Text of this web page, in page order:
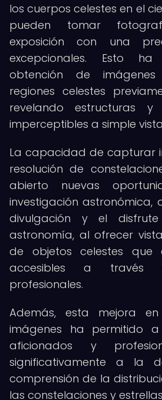
los cuerpos celestes en el
pueden tomar
exposición con una
excepcionales. Esto
obtención de
regiones celestes
revelando estructuras y
imperceptibles a simple
La capacidad de capturar
resolución de
abierto nuevas
investigación
divulgación y el
astronomía, al ofrecer
de objetos celestes que
accesibles a través
profesionales.
Además, esta mejora
imágenes ha permitido
aficionados y
significativamente a la
comprensión de la
las constelaciones y